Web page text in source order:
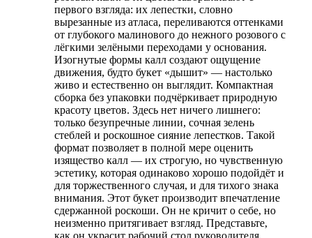
первого взгляда: их лепестки, словно
вырезанные из атласа, переливаются оттенками
от глубокого малинового до нежного розового с
лёгкими зелёными переходами у основания.
Изогнутые формы калл создают ощущение
движения, будто букет «дышит» — настолько
живо и естественно он выглядит. Компактная
сборка без упаковки подчёркивает природную
красоту цветов. Здесь нет ничего лишнего:
только безупречные линии, сочная зелень
стеблей и роскошное сияние лепестков. Такой
формат позволяет в полной мере оценить
изящество калл — их строгую, но чувственную
эстетику, которая одинаково хорошо подойдёт и
для торжественного случая, и для тихого знака
внимания. Этот букет производит впечатление
сдержанной роскоши. Он не кричит о себе, но
неизменно притягивает взгляд. Представьте,
как он украсит рабочий стол руководителя,